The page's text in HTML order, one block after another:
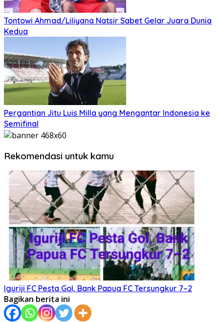
Tontowi Ahmad/Liliyana Natsir Sabet Gelar Juara Dunia
Kedua
Pergantian Jitu Luis Milla yang Mengantar Indonesia ke
Semifinal
Rekomendasi untuk kamu
Iguriji FC Pesta Gol, Bank Papua FC Tersungkur 7–2
Bagikan berita ini